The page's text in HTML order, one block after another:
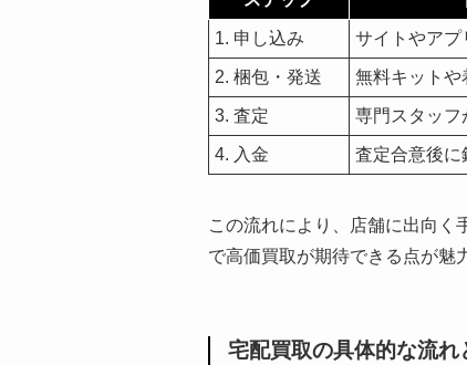
1. 申し込み サイトやアプ
2. 梱包・発送 無料キットや
3. 査定 専門スタッフ
4. 入金 査定合意後に
この流れにより、店舗に出向く
で高価買取が期待できる点が魅
宅配買取の具体的な流れ